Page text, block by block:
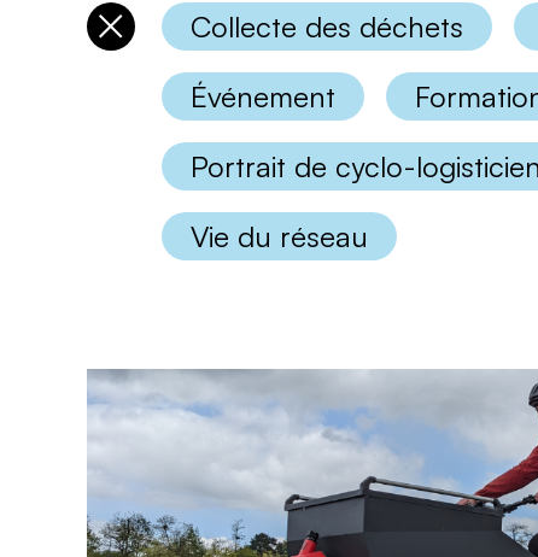
Désélectionner
les
catégories
Collecte des déchets
Événement
Portrait de cyclo-
Vie du réseau